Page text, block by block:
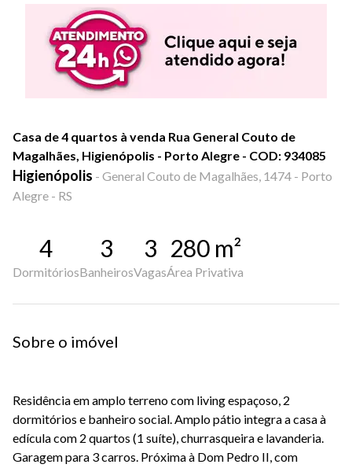
Casa de 4 quartos à venda Rua General Couto de
Magalhães, Higienópolis - Porto Alegre - COD: 934085
Higienópolis - General Couto de Magalhães, 1474 - Porto
Alegre - RS
4
Dormitórios
3
Banheiros
3
Vagas
280 m²
Área Privativa
Sobre o imóvel
Residência em amplo terreno com living espaçoso, 2
dormitórios e banheiro social. Amplo pátio integra a casa à
edícula com 2 quartos (1 suíte), churrasqueira e lavanderia.
Garagem para 3 carros. Próxima à Dom Pedro II, com